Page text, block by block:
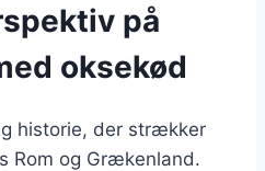
på
oksekød
historie, der strækker
Rom og Grækenland.